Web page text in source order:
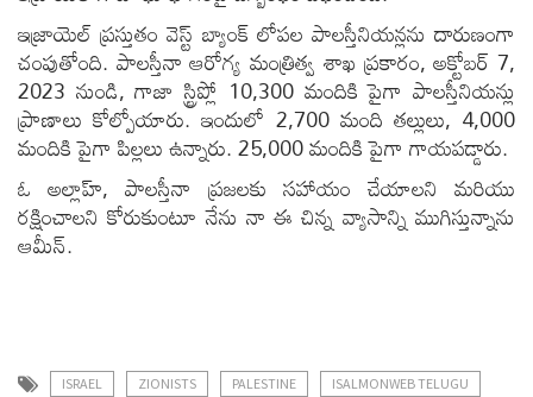
ఇజ్రాయెల్ ప్రస్తుతం వెస్ట్ బ్యాంక్ లోపల పాలస్తీనియన్లను దారుణంగా
చంపుతోంది. పాలస్తీనా ఆరోగ్య మంత్రిత్వ శాఖ ప్రకారం, అక్టోబర్ 7,
2023 నుండి, గాజా స్ట్రిప్లో 10,300 మందికి పైగా పాలస్తీనియన్లు
ప్రాణాలు కోల్పోయారు. ఇందులో 2,700 మంది తల్లులు, 4,000
మందికి పైగా పిల్లలు ఉన్నారు. 25,000 మందికి పైగా గాయపడ్డారు.
ఓ అల్లాహ్, పాలస్తీనా ప్రజలకు సహాయం చేయాలని మరియు
రక్షించాలని కోరుకుంటూ నేను నా ఈ చిన్న వ్యాసాన్ని ముగిస్తున్నాను
ఆమీన్.
ISRAEL ZIONISTS PALESTINE ISALMONWEB TELUGU